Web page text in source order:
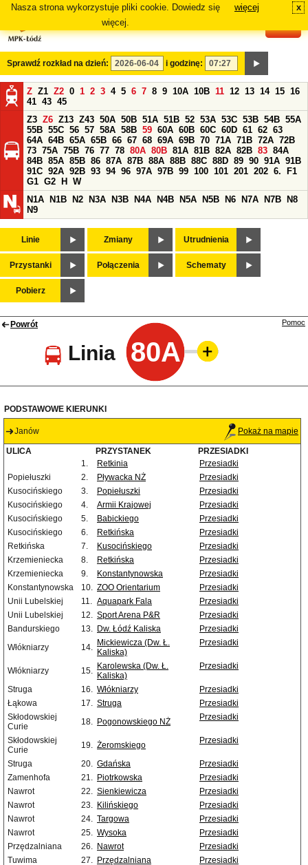
Nasza strona wykorzystuje pliki cookie. Dowiedz się
więcej.
więcej x
Sprawdź rozkład na dzień: i godzinę:
Z Z1 Z2 0 1 2 3 4 5 6 7 8 9 10A 10B 11 12 13 14 15 16
41 43 45
Z3 Z6 Z13 Z43 50A 50B 51A 51B 52 53A 53C 53B 54B 55A
55B 55C 56 57 58A 58B 59 60A 60B 60C 60D 61 62 63
64A 64B 65A 65B 66 67 68 69A 69B 70 71A 71B 72A 72B
73 75A 75B 76 77 78 80A 80B 81A 81B 82A 82B 83 84A
84B 85A 85B 86 87A 87B 88A 88B 88C 88D 89 90 91A 91B
91C 92A 92B 93 94 96 97A 97B 99 100 101 201 202 6.
F1
G1 G2 H
W
N1A
N1B N2 N3A N3B N4A N4B N5A N5B N6 N7A N7B
N8
N9
Linie Zmiany Utrudnienia
Przystanki Połączenia Schematy
Pobierz
Powrót
Linia 80A
Pomoc
PODSTAWOWE KIERUNKI
Janów Pokaż na mapie
ULICA PRZYSTANEK
PRZESIADKI
1.
Retkinia
Przesiadki
Popiełuszki
2. Pływacka NŻ
Przesiadki
Kusocińskiego
3. Popiełuszki
Przesiadki
Kusocińskiego
4. Armii Krajowej
Przesiadki
Kusocińskiego
5. Babickiego
Przesiadki
Kusocińskiego
6. Retkińska
Przesiadki
Retkińska
7. Kusocińskiego
Przesiadki
Krzemieniecka
8. Retkińska
Przesiadki
Krzemieniecka
9. Konstantynowska
Przesiadki
Konstantynowska
10. ZOO Orientarium
Przesiadki
Unii Lubelskiej
11. Aquapark Fala
Przesiadki
Unii Lubelskiej
12. Sport Arena P&R
Przesiadki
Bandurskiego
13. Dw. Łódź Kaliska
Przesiadki
Włókniarzy
14. Mickiewicza (Dw. Ł.
Kaliska)
Przesiadki
Włókniarzy 15. Karolewska (Dw. Ł.
Kaliska)
Przesiadki
Struga 16. Włókniarzy
Przesiadki
Łąkowa
17. Struga
Przesiadki
Skłodowskiej
Curie
18. Pogonowskiego NŻ Przesiadki
Skłodowskiej
Curie
19. Żeromskiego Przesiadki
Struga 20. Gdańska
Przesiadki
Zamenhofa
21. Piotrkowska
Przesiadki
Nawrot
22. Sienkiewicza
Przesiadki
Nawrot
23. Kilińskiego
Przesiadki
Nawrot
24. Targowa
Przesiadki
Nawrot
25. Wysoka
Przesiadki
Przędzalniana
26. Nawrot
Przesiadki
Tuwima
27. Przędzalniana
Przesiadki